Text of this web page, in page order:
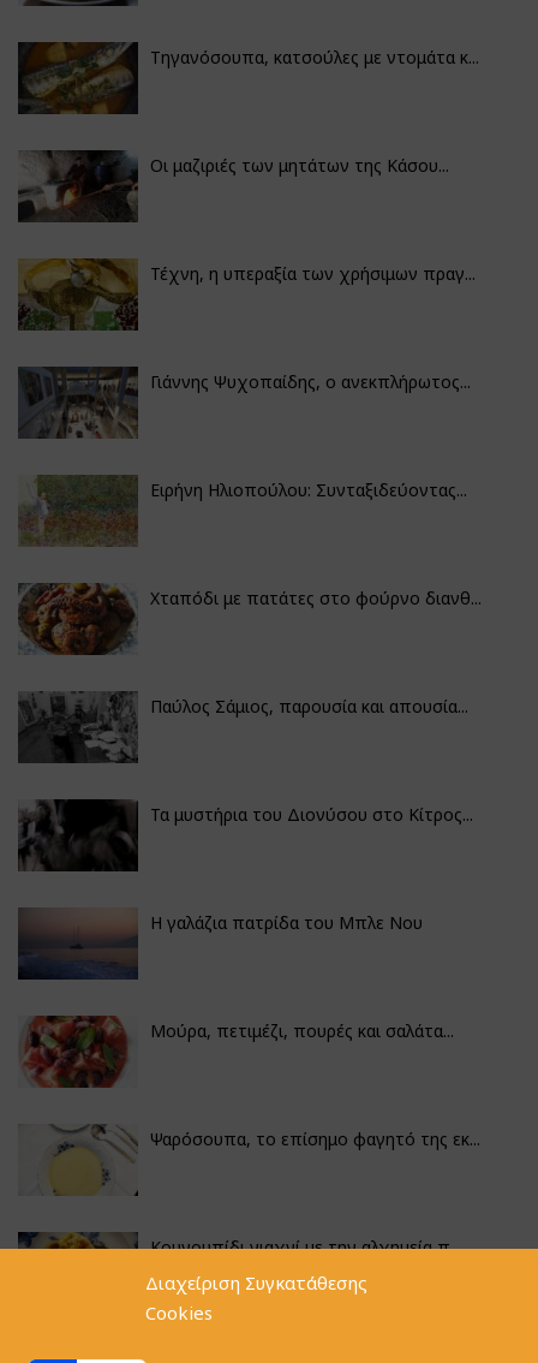
Διαχείριση Συγκατάθεσης
Cookies
Τηγανόσουπα, κατσούλες με ντομάτα κ...
Οι μαζιριές των μητάτων της Κάσου...
Τέχνη, η υπεραξία των χρήσιμων πραγ...
Γιάννης Ψυχοπαίδης, ο ανεκπλήρωτος...
Ειρήνη Ηλιοπούλου: Συνταξιδεύοντας...
Χταπόδι με πατάτες στο φούρνο διανθ...
Παύλος Σάμιος, παρουσία και απουσία...
Τα μυστήρια του Διονύσου στο Κίτρος...
Η γαλάζια πατρίδα του Μπλε Νου
Μούρα, πετιμέζι, πουρές και σαλάτα...
Ψαρόσουπα, το επίσημο φαγητό της εκ...
Κουνουπίδι γιαχνί με την αλχημεία π...